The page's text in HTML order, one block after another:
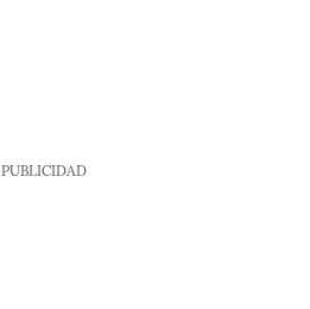
PUBLICIDAD